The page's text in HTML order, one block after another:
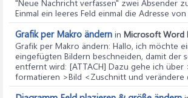
"Neue Nachricht verfassen" zwei Absender
Einmal ein leeres Feld einmal die Adresse
Grafik per Makro ändern in Microsoft Word
Grafik per Makro ändern: Hallo, ich möchte
eingefügten Bildern beschneiden, damit der
entfernt wird: [ATTACH] Dazu gehe ich über
formatieren >Bild <Zuschnitt und verändere